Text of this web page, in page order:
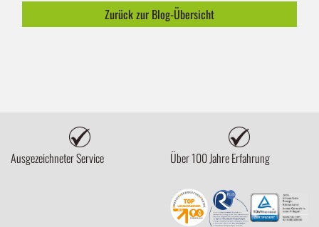
Zurück zur Blog-Übersicht
Ausgezeichneter Service Über 100 Jahre Erfahrung